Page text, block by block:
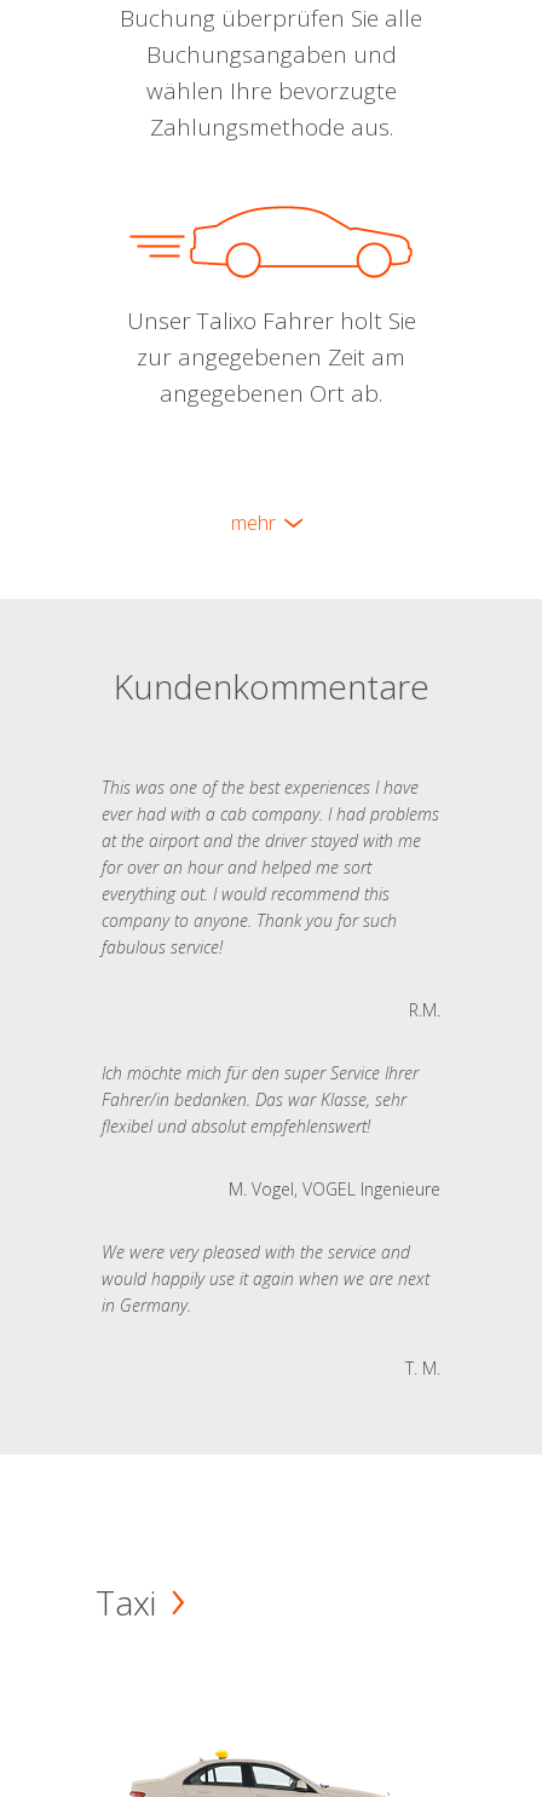
Buchung überprüfen Sie alle
Buchungsangaben und
wählen Ihre bevorzugte
Zahlungsmethode aus.
Unser Talixo Fahrer holt Sie
zur angegebenen Zeit am
angegebenen Ort ab.
mehr
Kundenkommentare
This was one of the best experiences I have
ever had with a cab company. I had problems
at the airport and the driver stayed with me
for over an hour and helped me sort
everything out. I would recommend this
company to anyone. Thank you for such
fabulous service!
R.M.
Ich möchte mich für den super Service Ihrer
Fahrer/in bedanken. Das war Klasse, sehr
flexibel und absolut empfehlenswert!
M. Vogel, VOGEL Ingenieure
We were very pleased with the service and
would happily use it again when we are next
in Germany.
T. M.
Taxi